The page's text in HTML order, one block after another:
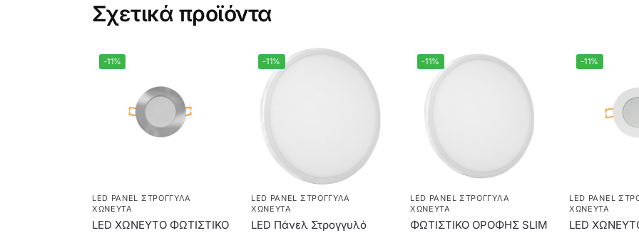
Σχετικά προϊόντα
-11%
LED PANEL ΣΤΡΟΓΓΥΛΆ
ΧΩΝΕΥΤΆ
LED ΧΩΝΕΥΤΟ ΦΩΤΙΣΤΙΚΟ
-11%
LED PANEL ΣΤΡΟΓΓΥΛΆ
ΧΩΝΕΥΤΆ
LED Πάνελ Στρογγυλό
-11%
LED PANEL ΣΤΡΟΓΓΥΛΆ
ΧΩΝΕΥΤΆ
ΦΩΤΙΣΤΙΚΟ ΟΡΟΦΗΣ SLIM
-11%
LED PANEL
ΧΩΝΕΥΤΆ
LED